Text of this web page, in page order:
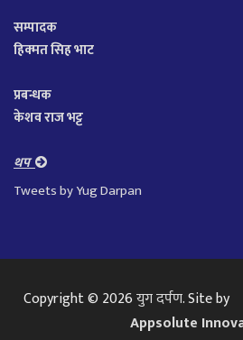
सम्पादक
हिक्मत सिह भाट
प्रबन्धक
केशव राज भट्ट
थप
Tweets by Yug Darpan
Copyright © 2026युग दर्पण. Site by
Appsolute